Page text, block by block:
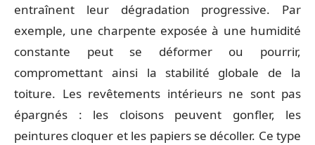
entraînent leur dégradation progressive. Par
exemple, une charpente exposée à une humidité
constante peut se déformer ou pourrir,
compromettant ainsi la stabilité globale de la
toiture. Les revêtements intérieurs ne sont pas
épargnés : les cloisons peuvent gonfler, les
peintures cloquer et les papiers se décoller. Ce type